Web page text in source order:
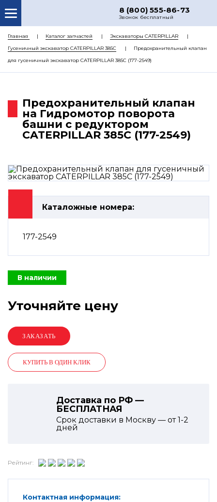
8 (800) 555-86-73
Звонок бесплатный
О НАС
КАТАЛОГ ЗАПЧАСТЕЙ
РЕМОНТ
ЦЕНЫ
КОНТАКТЫ
Главная Каталог запчастей
Экскаваторы CATERPILLAR
Гусеничный экскаватор CATERPILLAR 385C
Предохранительный клапан
для гусеничный экскаватор CATERPILLAR 385C (177-2549)
Предохранительный клапан
на Гидромотор поворота
башни с редуктором
CATERPILLAR 385C (177-2549)
Каталожные номера:
177-2549
В наличии
Уточняйте цену
КУПИТЬ В ОДИН КЛИК
Доставка по РФ —
БЕСПЛАТНАЯ
Срок доставки в Москву — от1-2
дней
Рейтинг:
Контактная информация: